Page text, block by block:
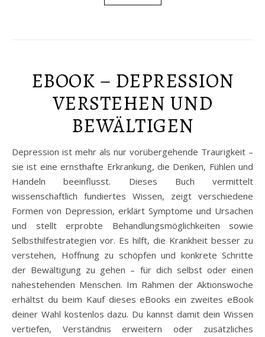
EBOOK – DEPRESSION
VERSTEHEN UND
BEWÄLTIGEN
Depression ist mehr als nur vorübergehende Traurigkeit –
sie ist eine ernsthafte Erkrankung, die Denken, Fühlen und
Handeln beeinflusst. Dieses Buch vermittelt
wissenschaftlich fundiertes Wissen, zeigt verschiedene
Formen von Depression, erklärt Symptome und Ursachen
und stellt erprobte Behandlungsmöglichkeiten sowie
Selbsthilfestrategien vor. Es hilft, die Krankheit besser zu
verstehen, Hoffnung zu schöpfen und konkrete Schritte
der Bewältigung zu gehen – für dich selbst oder einen
nahestehenden Menschen. Im Rahmen der Aktionswoche
erhältst du beim Kauf dieses eBooks ein zweites eBook
deiner Wahl kostenlos dazu. Du kannst damit dein Wissen
vertiefen, Verständnis erweitern oder zusätzliches